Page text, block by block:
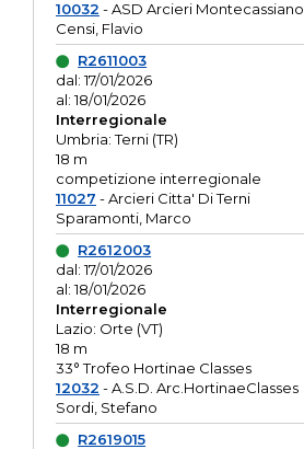
10032 - ASD Arcieri Montecassiano
Censi, Flavio
R2611003
dal: 17/01/2026
al: 18/01/2026
Interregionale
Umbria: Terni (TR)
18 m
competizione interregionale
11027 - Arcieri Citta' Di Terni
Sparamonti, Marco
R2612003
dal: 17/01/2026
al: 18/01/2026
Interregionale
Lazio: Orte (VT)
18 m
33° Trofeo Hortinae Classes
12032 - A.S.D. Arc.HortinaeClasses
Sordi, Stefano
R2619015